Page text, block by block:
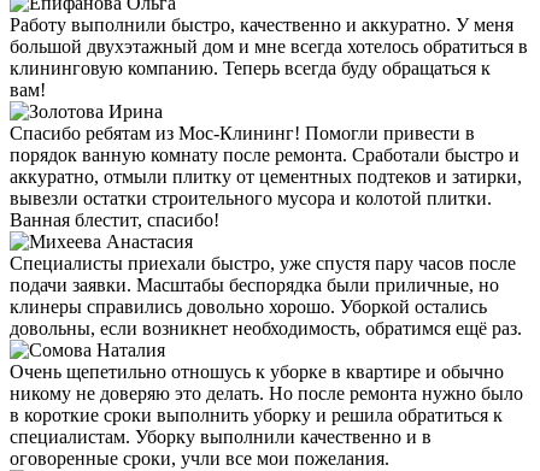
Работу выполнили быстро, качественно и аккуратно. У меня
большой двухэтажный дом и мне всегда хотелось обратиться в
клининговую компанию. Теперь всегда буду обращаться к
вам!
Спасибо ребятам из Мос-Клининг! Помогли привести в
порядок ванную комнату после ремонта. Сработали быстро и
аккуратно, отмыли плитку от цементных подтеков и затирки,
вывезли остатки строительного мусора и колотой плитки.
Ванная блестит, спасибо!
Специалисты приехали быстро, уже спустя пару часов после
подачи заявки. Масштабы беспорядка были приличные, но
клинеры справились довольно хорошо. Уборкой остались
довольны, если возникнет необходимость, обратимся ещё раз.
Очень щепетильно отношусь к уборке в квартире и обычно
никому не доверяю это делать. Но после ремонта нужно было
в короткие сроки выполнить уборку и решила обратиться к
специалистам. Уборку выполнили качественно и в
оговоренные сроки, учли все мои пожелания.